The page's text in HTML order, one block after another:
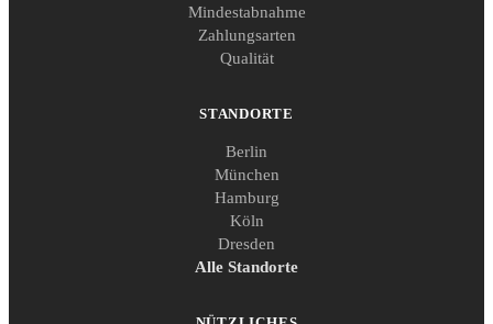
Mindestabnahme
Zahlungsarten
Qualität
STANDORTE
Berlin
München
Hamburg
Köln
Dresden
Alle Standorte